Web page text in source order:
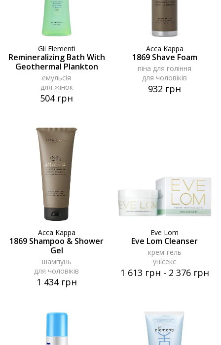
Gli Elementi
Remineralizing Bath With
Geothermal Plankton
емульсія
для жінок
504 грн
Acca Kappa
1869 Shave Foam
піна для гоління
для чоловіків
932 грн
Acca Kappa
1869 Shampoo & Shower
Gel
шампунь
для чоловіків
1 434 грн
Eve Lom
Eve Lom Cleanser
крем-гель
унісекс
1 613 грн - 2 376 грн